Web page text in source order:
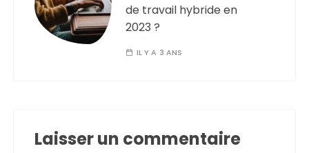
de travail hybride en
2023 ?
IL Y A 3 ANS
Laisser un commentaire